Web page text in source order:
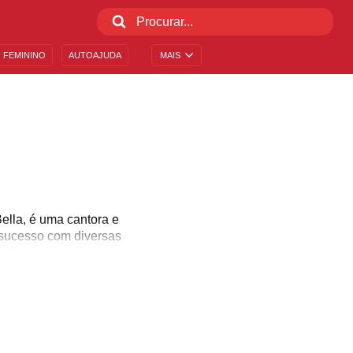
MAIS
FEMININO AUTOAJUDA
é uma cantora e
com diversas
Livinho. Com uma
Bella mostra
as críticas e exibindo